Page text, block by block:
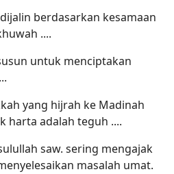
berdasarkan kesamaan
....
untuk menciptakan
yang hijrah ke Madinah
harta adalah teguh ....
saw. sering mengajak
masalah umat.